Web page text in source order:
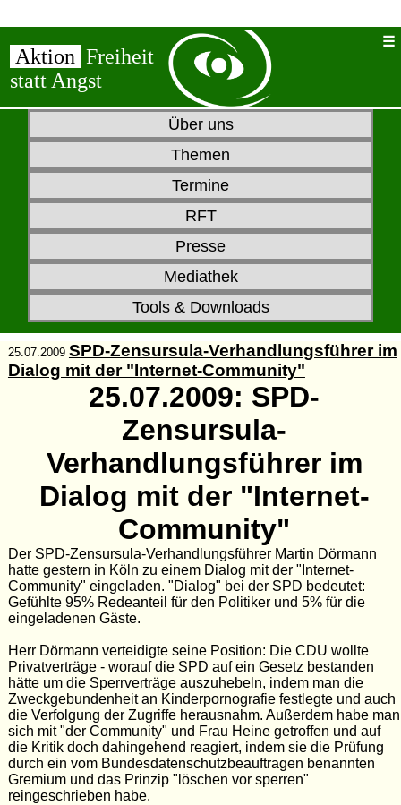
Aktion Freiheit
statt Angst
Über uns
Themen
Termine
RFT
Presse
Mediathek
Tools & Downloads
25.07.2009 SPD-Zensursula-Verhandlungsführer im
Dialog mit der "Internet-Community"
25.07.2009: SPD-
Zensursula-
Verhandlungsführer im
Dialog mit der "Internet-
Community"
Der SPD-Zensursula-Verhandlungsführer Martin Dörmann
hatte gestern in Köln zu einem Dialog mit der "Internet-
Community" eingeladen. "Dialog" bei der SPD bedeutet:
Gefühlte 95% Redeanteil für den Politiker und 5% für die
eingeladenen Gäste.
Herr Dörmann verteidigte seine Position: Die CDU wollte
Privatverträge - worauf die SPD auf ein Gesetz bestanden
hätte um die Sperrverträge auszuhebeln, indem man die
Zweckgebundenheit an Kinderpornografie festlegte und auch
die Verfolgung der Zugriffe herausnahm. Außerdem habe man
sich mit "der Community" und Frau Heine getroffen und auf
die Kritik doch dahingehend reagiert, indem sie die Prüfung
durch ein vom Bundesdatenschutzbeauftragen benannten
Gremium und das Prinzip "löschen vor sperren"
reingeschrieben habe.